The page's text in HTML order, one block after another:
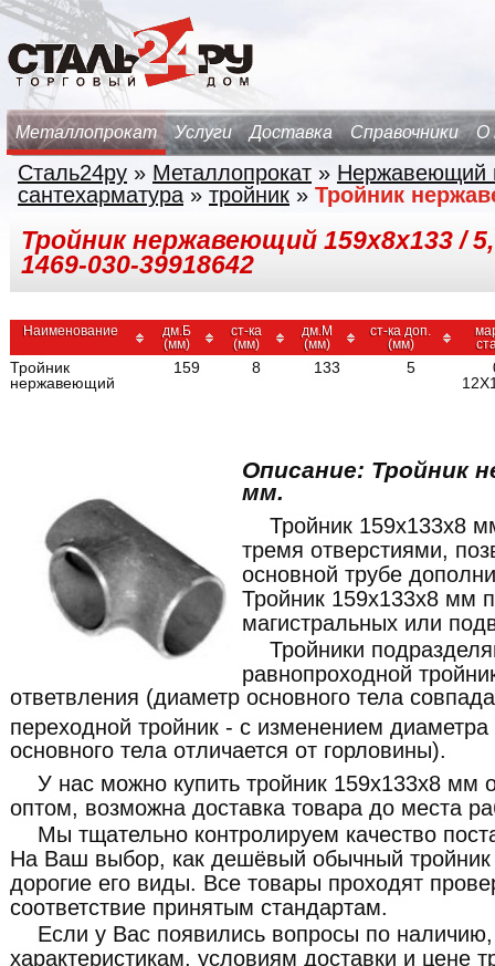
Металлопрокат Услуги Доставка Справочники О
Сталь24ру » Металлопрокат » Нержавеющий
сантехарматура » тройник » Тройник
Тройник нержавеющий 159х8х133 /
1469-030-39918642
Наименование
дм.Б
(мм)
ст-ка
(мм)
дм.М
(мм)
ст-ка доп.
(мм)
Тройник
нержавеющий
159 8 133 5
Описание: Тройник
мм.
Тройник 159x133x8
тремя отверстиями,
основной трубе
Тройник 159x133x8 мм
магистральных или
Тройники
равнопроходной
ответвления (диаметр основного тела
переходной тройник - с изменением
основного тела отличается от горловины).
У нас можно купить тройник 159x133x8 мм
оптом, возможна доставка товара до места
Мы тщательно контролируем качество
На Ваш выбор, как дешёвый обычный
дорогие его виды. Все товары проходят
соответствие принятым стандартам.
Если у Вас появились вопросы по наличию,
характеристикам, условиям доставки и цене